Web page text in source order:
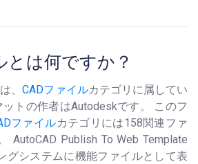
とは何ですか？
、CADファイルカテゴリに属してい
トの作者はAutodeskです。 このフ
ファイルカテゴリには158関連ファ
AutoCAD Publish To Web Template
グシステムに機能ファイルとして表